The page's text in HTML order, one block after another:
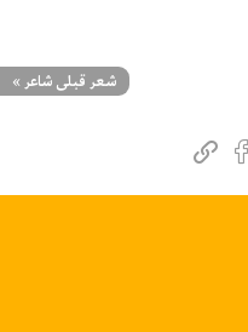
شعر قبلی شاعر»